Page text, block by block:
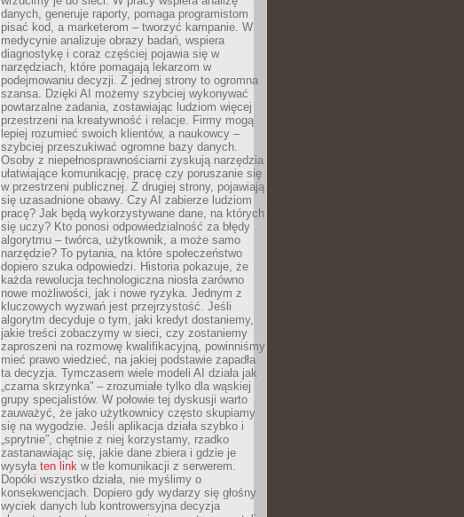
danych, generuje raporty, pomaga programistom
pisać kod, a marketerom – tworzyć kampanie. W
medycynie analizuje obrazy badań, wspiera
diagnostykę i coraz częściej pojawia się w
narzędziach, które pomagają lekarzom w
podejmowaniu decyzji. Z jednej strony to ogromna
szansa. Dzięki AI możemy szybciej wykonywać
powtarzalne zadania, zostawiając ludziom więcej
przestrzeni na kreatywność i relacje. Firmy mogą
lepiej rozumieć swoich klientów, a naukowcy –
szybciej przeszukiwać ogromne bazy danych.
Osoby z niepełnosprawnościami zyskują narzędzia
ułatwiające komunikację, pracę czy poruszanie się
w przestrzeni publicznej. Z drugiej strony, pojawiają
się uzasadnione obawy. Czy AI zabierze ludziom
pracę? Jak będą wykorzystywane dane, na których
się uczy? Kto ponosi odpowiedzialność za błędy
algorytmu – twórca, użytkownik, a może samo
narzędzie? To pytania, na które społeczeństwo
dopiero szuka odpowiedzi. Historia pokazuje, że
każda rewolucja technologiczna niosła zarówno
nowe możliwości, jak i nowe ryzyka. Jednym z
kluczowych wyzwań jest przejrzystość. Jeśli
algorytm decyduje o tym, jaki kredyt dostaniemy,
jakie treści zobaczymy w sieci, czy zostaniemy
zaproszeni na rozmowę kwalifikacyjną, powinniśmy
mieć prawo wiedzieć, na jakiej podstawie zapadła
ta decyzja. Tymczasem wiele modeli AI działa jak
„czarna skrzynka” – zrozumiałe tylko dla wąskiej
grupy specjalistów. W połowie tej dyskusji warto
zauważyć, że jako użytkownicy często skupiamy
się na wygodzie. Jeśli aplikacja działa szybko i
„sprytnie”, chętnie z niej korzystamy, rzadko
zastanawiając się, jakie dane zbiera i gdzie je
wysyła ten link w tle komunikacji z serwerem.
Dopóki wszystko działa, nie myślimy o
konsekwencjach. Dopiero gdy wydarzy się głośny
wyciek danych lub kontrowersyjna decyzja